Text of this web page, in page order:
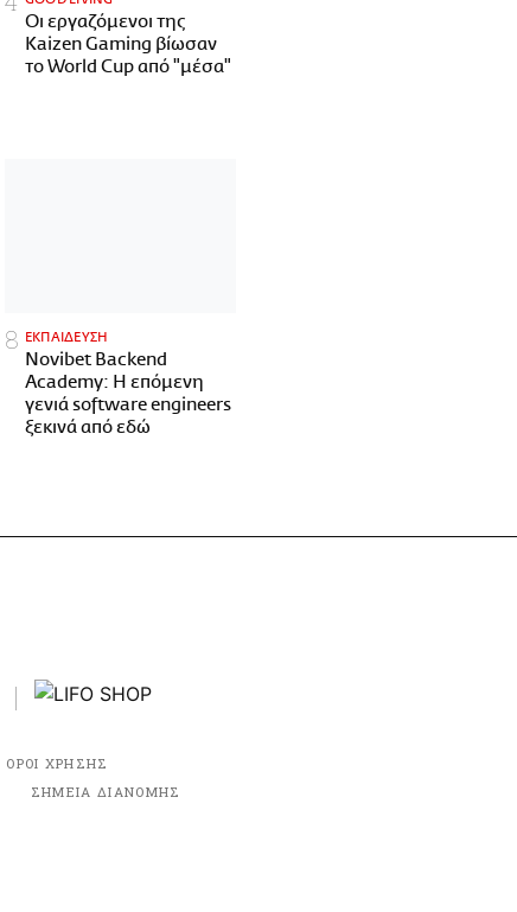
Οι εργαζόμενοι της
Kaizen Gaming βίωσαν
το World Cup από "μέσα"
ΕΚΠΑΙΔΕΥΣΗ
Novibet Backend
Academy: Η επόμενη
γενιά software engineers
ξεκινά από εδώ
ΟΡΟΙ ΧΡΗΣΗΣ
ΣΗΜΕΙΑ ΔΙΑΝΟΜΗΣ